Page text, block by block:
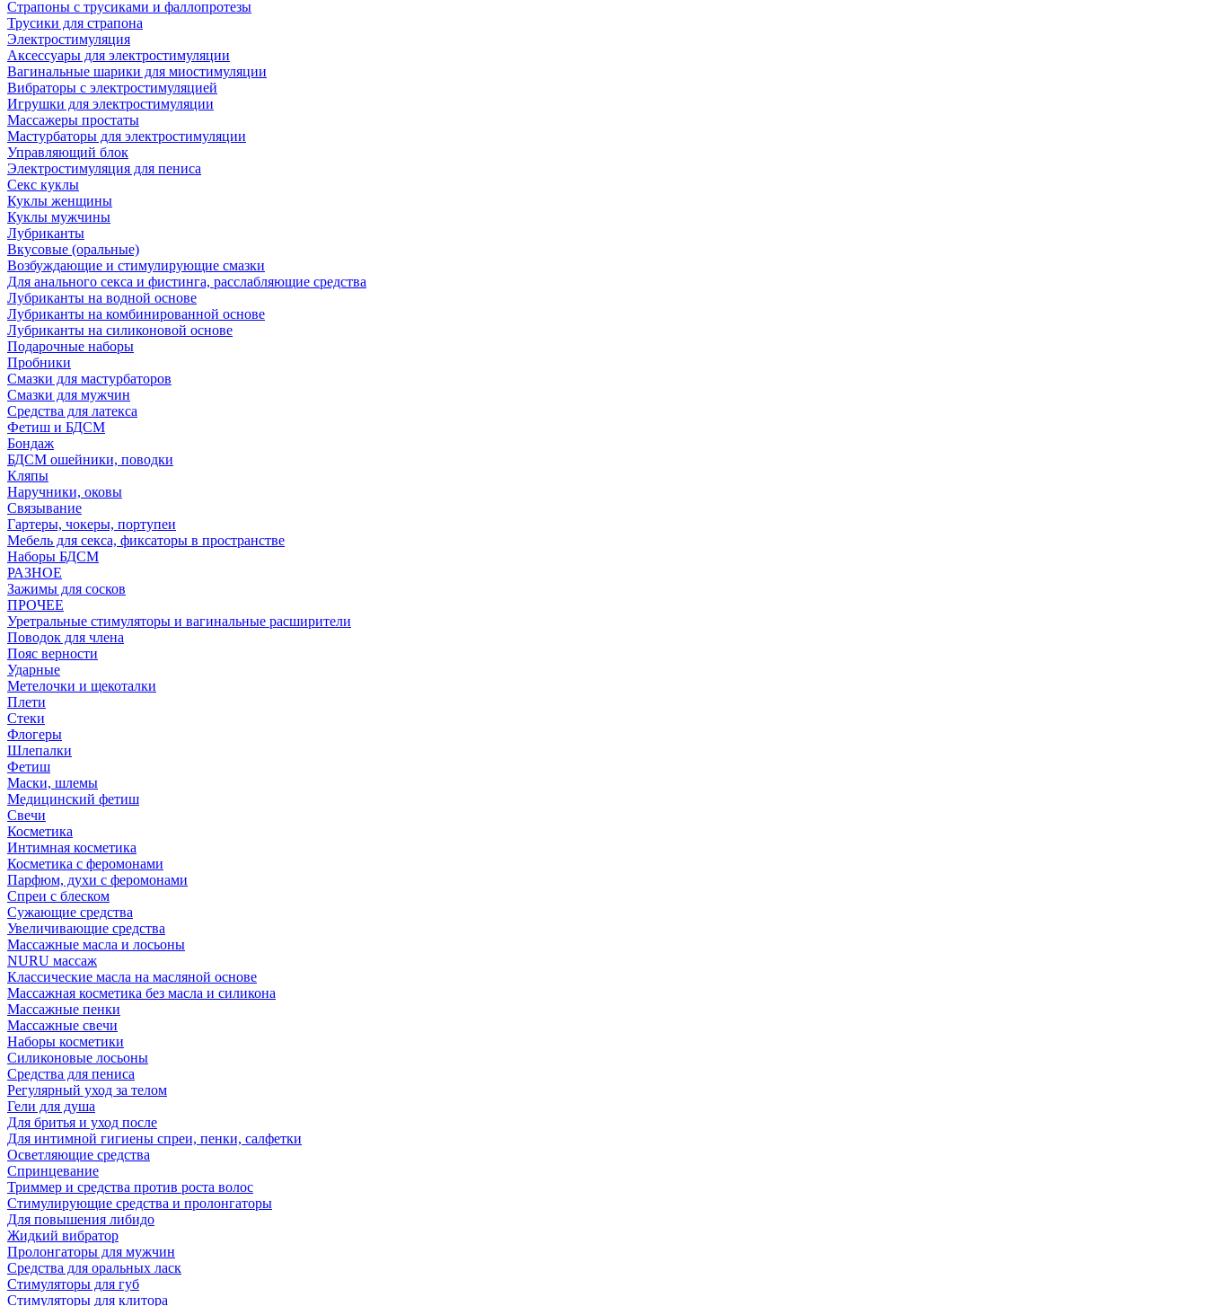
Страпоны с трусиками и фаллопротезы
Трусики для страпона
Электростимуляция
Аксессуары для электростимуляции
Вагинальные шарики для миостимуляции
Вибраторы с электростимуляцией
Игрушки для электростимуляции
Массажеры простаты
Мастурбаторы для электростимуляции
Управляющий блок
Электростимуляция для пениса
Секс куклы
Куклы женщины
Куклы мужчины
Лубриканты
Вкусовые (оральные)
Возбуждающие и стимулирующие смазки
Для анального секса и фистинга, расслабляющие средства
Лубриканты на водной основе
Лубриканты на комбинированной основе
Лубриканты на силиконовой основе
Подарочные наборы
Пробники
Смазки для мастурбаторов
Смазки для мужчин
Средства для латекса
Фетиш и БДСМ
Бондаж
БДСМ ошейники, поводки
Кляпы
Наручники, оковы
Связывание
Гартеры, чокеры, портупеи
Мебель для секса, фиксаторы в пространстве
Наборы БДСМ
РАЗНОЕ
Зажимы для сосков
ПРОЧЕЕ
Уретральные стимуляторы и вагинальные расширители
Поводок для члена
Пояс верности
Ударные
Метелочки и щекоталки
Плети
Стеки
Флогеры
Шлепалки
Фетиш
Маски, шлемы
Медицинский фетиш
Свечи
Косметика
Интимная косметика
Косметика с феромонами
Парфюм, духи с феромонами
Спреи с блеском
Сужающие средства
Увеличивающие средства
Массажные масла и лосьоны
NURU массаж
Классические масла на масляной основе
Массажная косметика без масла и силикона
Массажные пенки
Массажные свечи
Наборы косметики
Силиконовые лосьоны
Средства для пениса
Регулярный уход за телом
Гели для душа
Для бритья и уход после
Для интимной гигиены спреи, пенки, салфетки
Осветляющие средства
Спринцевание
Триммер и средства против роста волос
Стимулирующие средства и пролонгаторы
Для повышения либидо
Жидкий вибратор
Пролонгаторы для мужчин
Средства для оральных ласк
Стимуляторы для губ
Стимуляторы для клитора